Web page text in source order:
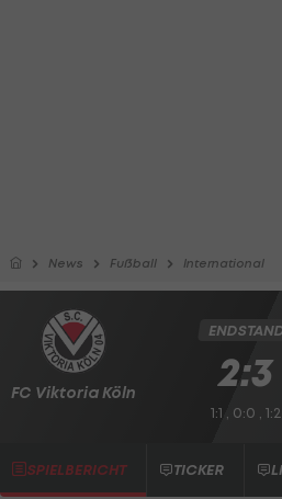
News Fußball International
FC Viktoria Köln 2:3
1:1 , 0:0 , 1:2
SPIELBERICHT TICKER